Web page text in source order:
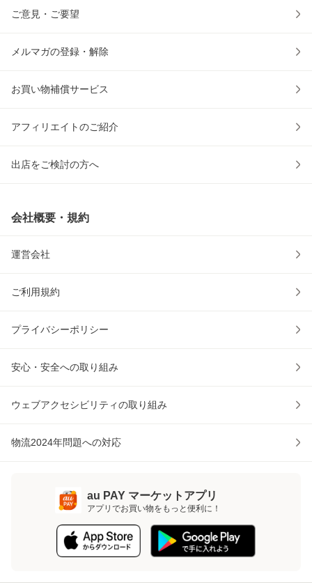
ご意見・ご要望
メルマガの登録・解除
お買い物補償サービス
アフィリエイトのご紹介
出店をご検討の方へ
会社概要・規約
運営会社
ご利用規約
プライバシーポリシー
安心・安全への取り組み
ウェブアクセシビリティの取り組み
物流2024年問題への対応
au PAY マーケットアプリ
アプリでお買い物をもっと便利に！